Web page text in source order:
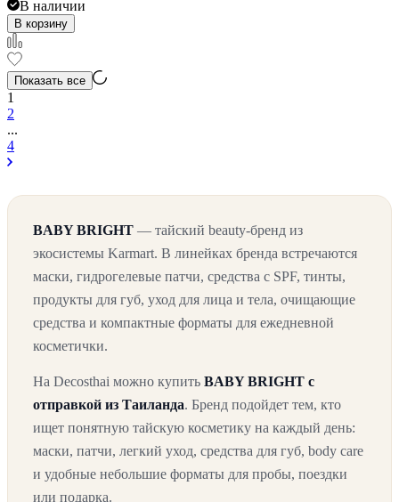
В наличии
В корзину
Показать все
1
2
...
4
BABY BRIGHT — тайский beauty-бренд из
экосистемы Karmart. В линейках бренда встречаются
маски, гидрогелевые патчи, средства с SPF, тинты,
продукты для губ, уход для лица и тела, очищающие
средства и компактные форматы для ежедневной
косметички.
На Decosthai можно купить BABY BRIGHT с
отправкой из Таиланда. Бренд подойдет тем, кто
ищет понятную тайскую косметику на каждый день:
маски, патчи, легкий уход, средства для губ, body care
и удобные небольшие форматы для пробы, поездки
или подарка.